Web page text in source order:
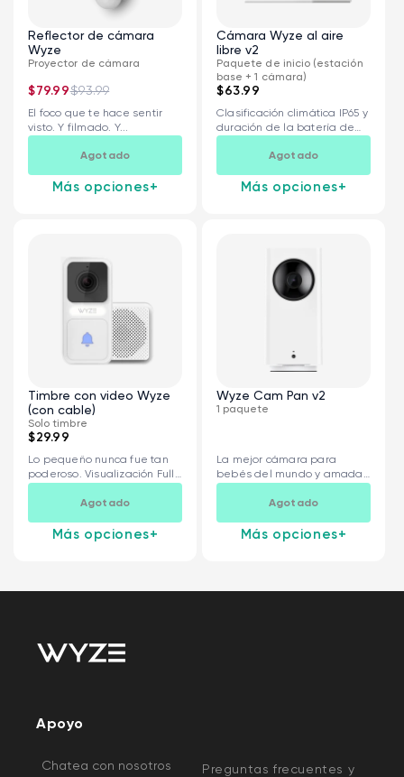
Reflector de cámara
Wyze
Proyector de cámara
$79.99$93.99
El foco que te hace sentir
visto. Y filmado. Y...
Agotado
Más opciones+
Cámara Wyze al aire
libre v2
Paquete de inicio (estación
base + 1 cámara)
$63.99
Clasificación climática IP65 y
duración de la batería de
seis...
Agotado
Más opciones+
Timbre con video Wyze
(con cable)
Solo timbre
$29.99
Lo pequeño nunca fue tan
poderoso. Visualización Full
HD de...
Agotado
Más opciones+
Wyze Cam Pan v2
1 paquete
La mejor cámara para
bebés del mundo y amada
por...
Agotado
Más opciones+
Apoyo
Chatea con nosotros
Preguntas frecuentes y